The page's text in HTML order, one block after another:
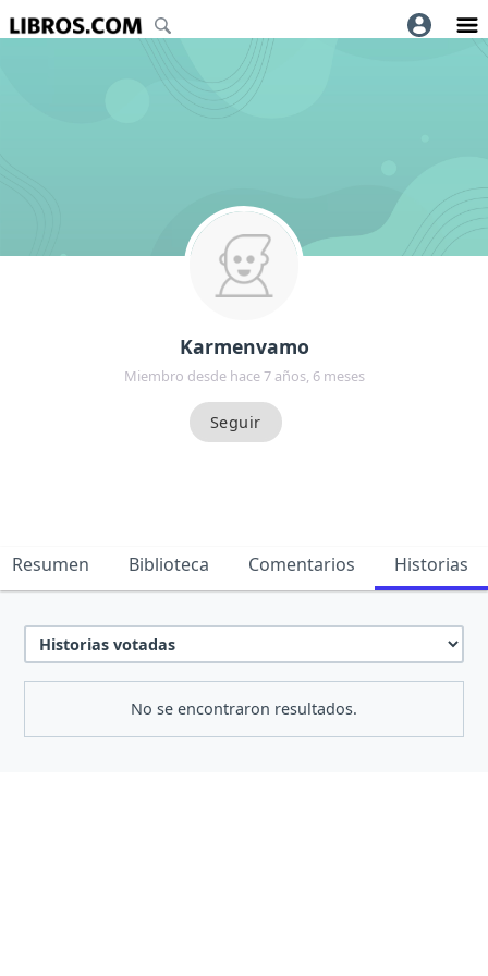
Karmenvamo
Miembro desde hace 7 años, 6 meses
Resumen Biblioteca Comentarios Historias
No se encontraron resultados.